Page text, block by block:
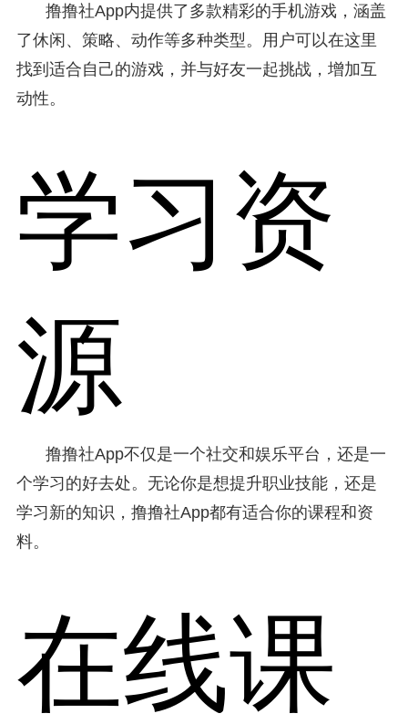
撸撸社App内提供了多款精彩的手机游戏，涵盖
了休闲、策略、动作等多种类型。用户可以在这里
找到适合自己的游戏，并与好友一起挑战，增加互
动性。
学习资
源
撸撸社App不仅是一个社交和娱乐平台，还是一
个学习的好去处。无论你是想提升职业技能，还是
学习新的知识，撸撸社App都有适合你的课程和资
料。
在线课